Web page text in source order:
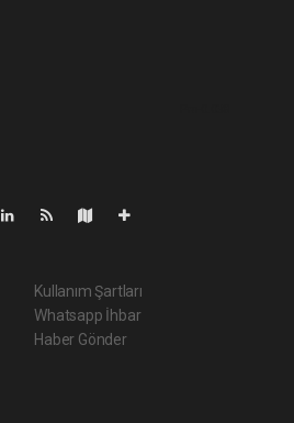
Kullanım Şartları
Whatsapp İhbar
Haber Gönder